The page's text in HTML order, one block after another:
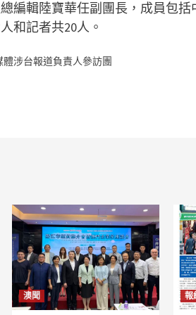
編輯陸寶華任副團長，成員包
和記者共20人。
體涉台報道負責人參訪團
澳聞 報